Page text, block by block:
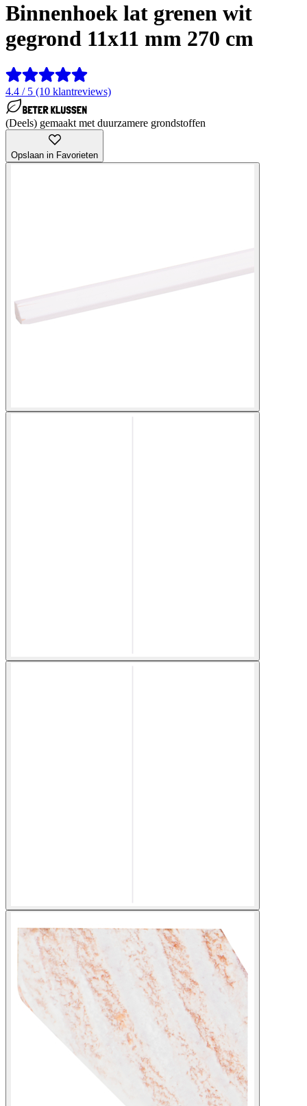
Binnenhoek lat grenen wit
gegrond 11x11 mm 270 cm
4.4 / 5 (10 klantreviews)
(Deels) gemaakt met duurzamere grondstoffen
Opslaan in Favorieten